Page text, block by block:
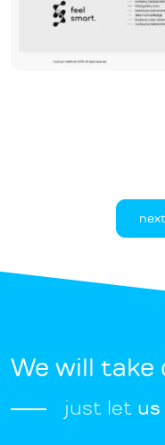
next
We will take
just let